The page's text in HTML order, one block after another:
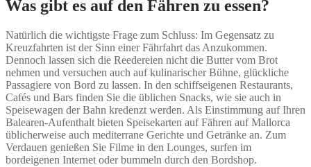
Was gibt es auf den Fähren zu essen?
Natürlich die wichtigste Frage zum Schluss: Im Gegensatz zu
Kreuzfahrten ist der Sinn einer Fährfahrt das Anzukommen.
Dennoch lassen sich die Reedereien nicht die Butter vom Brot
nehmen und versuchen auch auf kulinarischer Bühne, glückliche
Passagiere von Bord zu lassen. In den schiffseigenen Restaurants,
Cafés und Bars finden Sie die üblichen Snacks, wie sie auch in
Speisewagen der Bahn kredenzt werden. Als Einstimmung auf Ihren
Balearen-Aufenthalt bieten Speisekarten auf Fähren auf Mallorca
üblicherweise auch mediterrane Gerichte und Getränke an. Zum
Verdauen genießen Sie Filme in den Lounges, surfen im
bordeigenen Internet oder bummeln durch den Bordshop.